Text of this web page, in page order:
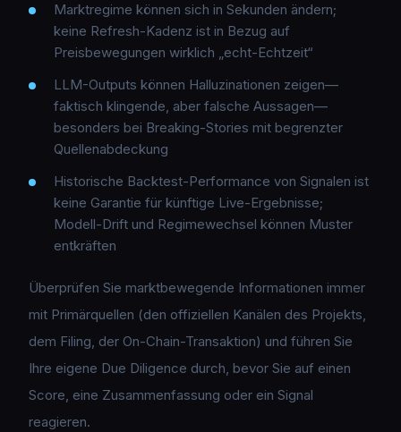
Marktregime können sich in Sekunden ändern;
keine Refresh-Kadenz ist in Bezug auf
Preisbewegungen wirklich „echt-Echtzeit“
LLM-Outputs können Halluzinationen zeigen—
faktisch klingende, aber falsche Aussagen—
besonders bei Breaking-Stories mit begrenzter
Quellenabdeckung
Historische Backtest-Performance von Signalen ist
keine Garantie für künftige Live-Ergebnisse;
Modell-Drift und Regimewechsel können Muster
entkräften
Überprüfen Sie marktbewegende Informationen immer
mit Primärquellen (den offiziellen Kanälen des Projekts,
dem Filing, der On-Chain-Transaktion) und führen Sie
Ihre eigene Due Diligence durch, bevor Sie auf einen
Score, eine Zusammenfassung oder ein Signal
reagieren.